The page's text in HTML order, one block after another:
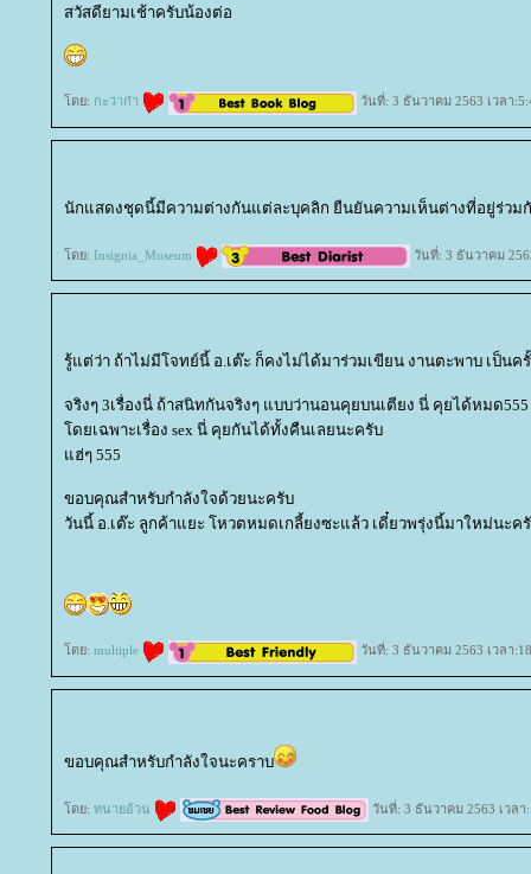
สวัสดียามเช้าครับน้องต่อ
ดย: กะว่าก๋า วันที่: 3 ธันวาคม 2563 เวลา
นักแสดงชุดนี้มีความต่างกันแต่ละบุคลิก ยืนยันความเห็นต่างที่อยู่ร่วม
ดย: Insignia_Museum วันที่: 3 ธันวาคม
รู้แต่ว่า ถ้าไม่มีโจทย์นี้ อ.เต๊ะ ก็คงไม่ได้มาร่วมเขียน งานตะพาบ เป็นค
จริงๆ 3เรื่องนี่ ถ้าสนิทกันจริงๆ แบบว่านอนคุยบนเตียง นี่ คุยได้หมด555
ดยเฉพาะเรื่อง sex นี่ คุยกันได้ทั้งคืนเลยนะครับ
ฮ่ๆ 555
ขอบคุณสำหรับกำลังใจด้วยนะครับ
วันนี้ อ.เต๊ะ ลูกค้าแยะ โหวตหมดเกลี้ยงซะแล้ว เดี๋ยวพรุ่งนี้มาใหม่นะค
ดย: multiple วันที่: 3 ธันวาคม 2563 เวลา
ขอบคุณสำหรับกำลังใจนะคราบ
ดย: ทนายอ้วน วันที่: 3 ธันวาคม 2563 เวลา